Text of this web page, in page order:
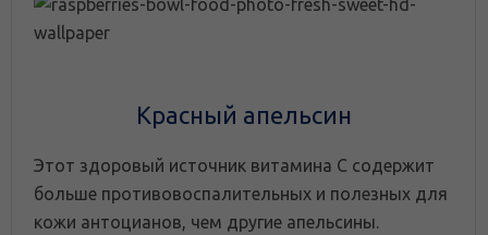
Красный апельсин
Этот здоровый источник витамина С содержит
больше противовоспалительных и полезных для
кожи антоцианов, чем другие апельсины.